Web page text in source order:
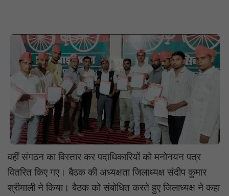
वहीं संगठन का विस्तार कर पदाधिकारियों को मनोनयन पत्र
वितरित किए गए। बैठक की अध्यक्षता जिलाध्यक्ष संदीप कुमार
श्रीमाली ने किया। बैठक को संबोधित करते हुए जिलाध्यक्ष ने कहा